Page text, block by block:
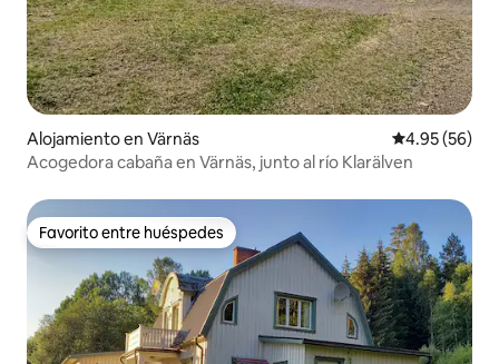
Alojamiento en Värnäs Calificación
4.95 (56)
Acogedora cabaña en Värnäs, junto al río Klarälven
Favorito entre huéspedes
Favorito entre huéspedes